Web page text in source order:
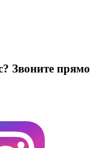
Звоните прямо